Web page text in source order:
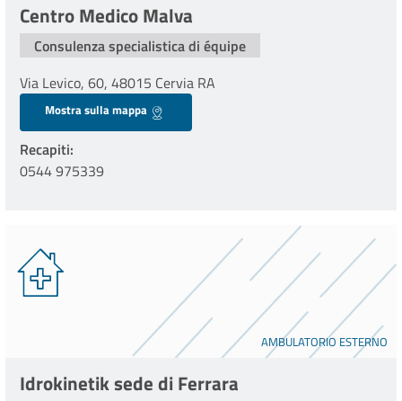
Centro Medico Malva
Consulenza specialistica di équipe
Via Levico, 60, 48015 Cervia RA
Mostra sulla mappa
Recapiti
0544 975339
AMBULATORIO ESTERNO
Idrokinetik sede di Ferrara